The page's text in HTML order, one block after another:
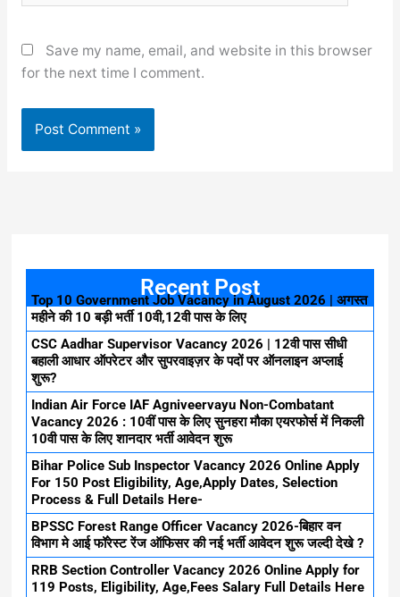
Save my name, email, and website in this browser
for the next time I comment.
Recent Post
Top 10 Government Job Vacancy in August 2026 | अगस्त
महीने की 10 बड़ी भर्ती 10वी,12वी पास के लिए
CSC Aadhar Supervisor Vacancy 2026 | 12वी पास सीधी
बहाली आधार ऑपरेटर और सुपरवाइज़र के पदों पर ऑनलाइन अप्लाई
शुरू?
Indian Air Force IAF Agniveervayu Non-Combatant
Vacancy 2026 : 10वीं पास के लिए सुनहरा मौका एयरफोर्स में निकली
10वी पास के लिए शानदार भर्ती आवेदन शुरू
Bihar Police Sub Inspector Vacancy 2026 Online Apply
For 150 Post Eligibility, Age,Apply Dates, Selection
Process & Full Details Here-
BPSSC Forest Range Officer Vacancy 2026-बिहार वन
विभाग मे आई फॉरेस्ट रेंज ऑफिसर की नई भर्ती आवेदन शुरू जल्दी देखे ?
RRB Section Controller Vacancy 2026 Online Apply for
119 Posts, Eligibility, Age,Fees Salary Full Details Here